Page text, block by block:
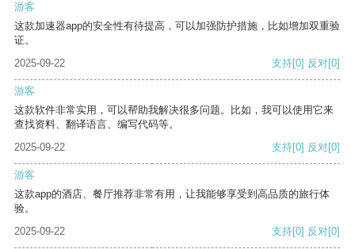
游客
这款加速器app的安全性有待提高，可以加强防护措施，比如增加双重验
证。
2025-09-22
支持[0] 反对[0]
游客
这款软件非常实用，可以帮助我解决很多问题。比如，我可以使用它来
查找资料、翻译语言、编写代码等。
2025-09-22
支持[0] 反对[0]
游客
这款app的酒店、餐厅推荐非常有用，让我能够享受到高品质的旅行体
验。
2025-09-22
支持[0] 反对[0]